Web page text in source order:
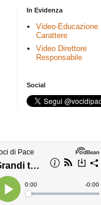
In Evidenza
Video-Educazione
Carattere
Video Direttore
Responsabile
Social